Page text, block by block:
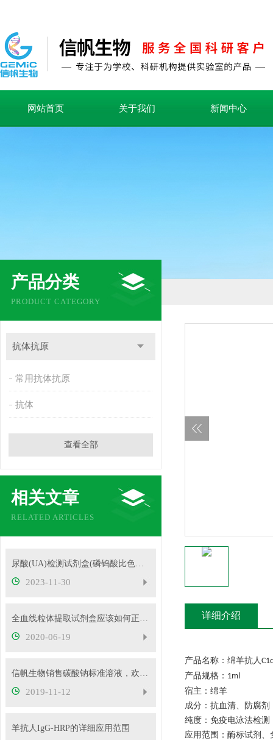
网站首页 关于我们 新闻中心
产品分类
PRODUCT CATEGORY
抗体抗原
常用抗体抗原
抗体
查看全部
相关文章
RELATED ARTICLES
尿酸(UA)检测试剂盒(磷钨酸比色法)的操作步骤
2023-11-30
全血线粒体提取试剂盒应该如何正确使用
2020-06-19
信帆生物销售碳酸钠标准溶液，欢迎抢购
2019-11-12
羊抗人IgG-HRP的详细应用范围
详细介绍
产品名称：绵羊抗人
产品规格： 1ml
宿主：绵羊
成分：抗血清、防腐剂
纯度：免疫电泳法检测
应用范围：酶标试剂